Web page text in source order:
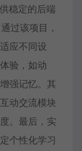
稳定的后端
过该项目，
应不同设
验，如动
强记忆。其
动交流模块
。最后，实
个性化学习